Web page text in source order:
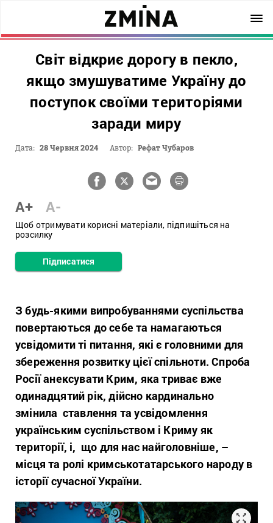
Світ відкриє дорогу в пекло,
якщо змушуватиме Україну до
поступок своїми територіями
заради миру
Дата: 28 Червня 2024 Автор: Рефат Чубаров
A+ A-
Щоб отримувати корисні матеріали, підпишіться на
розсилку
Підписатися
З будь-якими випробуваннями суспільства
повертаються до себе та намагаються
усвідомити ті питання, які є головними для
збереження розвитку цієї спільноти. Спроба
Росії анексувати Крим, яка триває вже
одинадцятий рік, дійсно кардинально
змінила ставлення та усвідомлення
українським суспільством і Криму як
території, і, що для нас найголовніше, –
місця та ролі кримськотатарського народу в
історії сучасної України.